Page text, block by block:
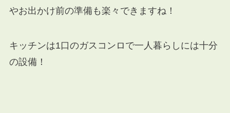
やお出かけ前の準備も楽々できますね！
キッチンは1口のガスコンロで一人暮らしには十分
の設備！